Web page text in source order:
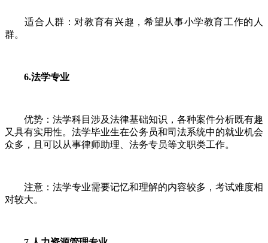
适合人群：对教育有兴趣，希望从事小学教育工作的人
群。
6.法学专业
优势：法学科目涉及法律基础知识，各种案件分析既有趣
又具有实用性。法学毕业生在公务员和司法系统中的就业机会
众多，且可以从事律师助理、法务专员等文职类工作。
注意：法学专业需要记忆和理解的内容较多，考试难度相
对较大。